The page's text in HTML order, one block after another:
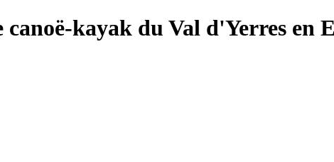
canoë-kayak du Val d'Yerres en